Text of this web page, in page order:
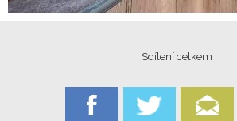
Sdílení celkem